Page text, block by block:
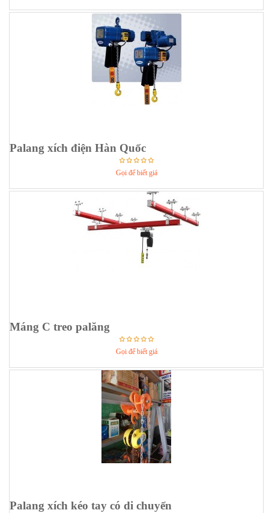
Palang xích điện Hàn Quốc
Gọi để biết giá
Máng C treo palăng
Gọi để biết giá
Palang xích kéo tay có di chuyển